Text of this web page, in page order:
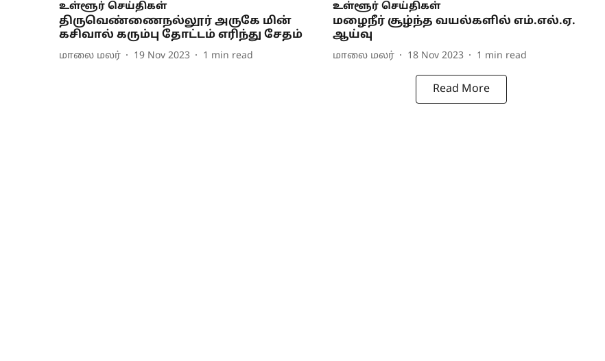
உள்ளூர் செய்திகள்
திருவெண்ணைநல்லூர் அருகே மின்
கசிவால் கரும்பு தோட்டம் எரிந்து சேதம்
மாலை மலர் 19 Nov 2023 1 min read
உள்ளூர் செய்திகள்
மழைநீர் சூழ்ந்த வயல்களில் எம்.எல்.ஏ.
ஆய்வு
மாலை மலர் 18 Nov 2023 1 min read
Read More